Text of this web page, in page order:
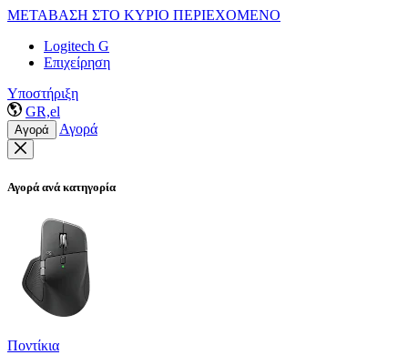
ΜΕΤΑΒΑΣΗ ΣΤΟ ΚΥΡΙΟ ΠΕΡΙΕΧΟΜΕΝΟ
Logitech G
Επιχείρηση
Υποστήριξη
GR,el
Αγορά Αγορά
Αγορά ανά κατηγορία
Ποντίκια